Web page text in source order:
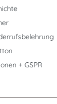
+ GSPR